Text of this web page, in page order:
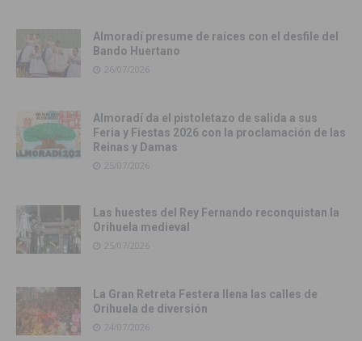
Almoradí presume de raíces con el desfile del
Bando Huertano
26/07/2026
Almoradí da el pistoletazo de salida a sus
Feria y Fiestas 2026 con la proclamación de las
Reinas y Damas
25/07/2026
Las huestes del Rey Fernando reconquistan la
Orihuela medieval
25/07/2026
La Gran Retreta Festera llena las calles de
Orihuela de diversión
24/07/2026